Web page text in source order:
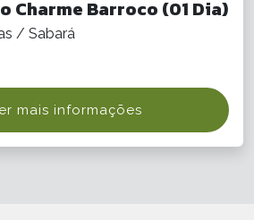
Charme Barroco (01 Dia)
/ Sabará
mais informações